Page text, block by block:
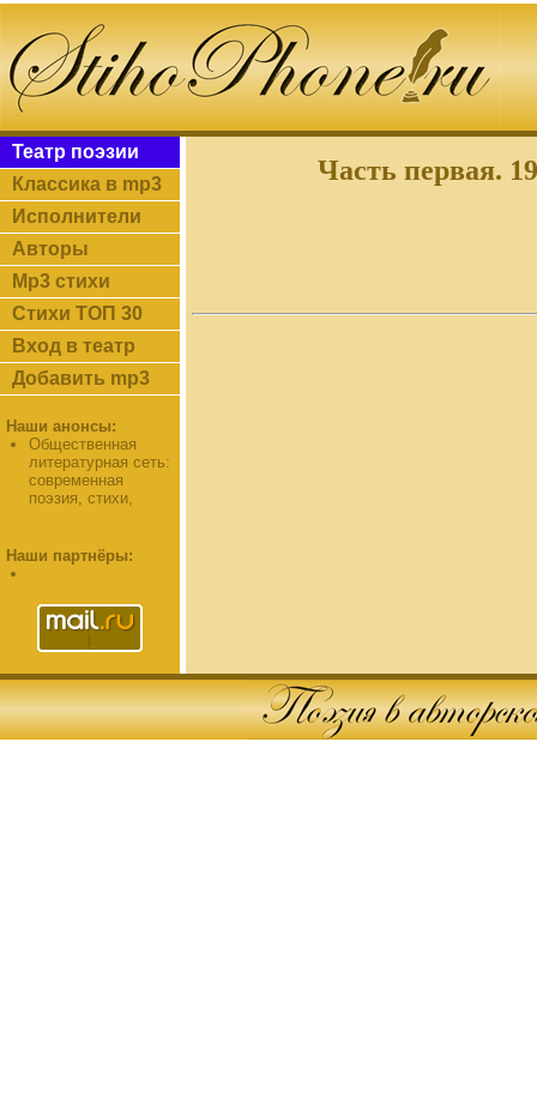
Театр поэзии
Классика в mp3
Исполнители
Авторы
Mp3 стихи
Стихи ТОП 30
Вход в театр
Добавить mp3
Наши анонсы:
Общественная
литературная сеть:
современная
поэзия, стихи,
Наши партнёры:
Часть первая.